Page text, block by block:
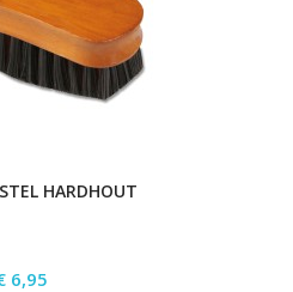
HARDHOUT
6,95